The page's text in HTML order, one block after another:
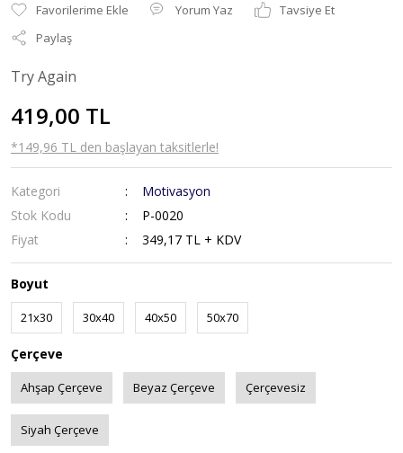
Yorum Yaz
Tavsiye Et
Paylaş
Try Again
419,00 TL
*149,96 TL den başlayan taksitlerle!
Kategori
Motivasyon
Stok Kodu
P-0020
Fiyat
349,17 TL + KDV
Boyut
21x30 30x40 40x50 50x70
Çerçeve
Ahşap Çerçeve Beyaz Çerçeve Çerçevesiz
Siyah Çerçeve